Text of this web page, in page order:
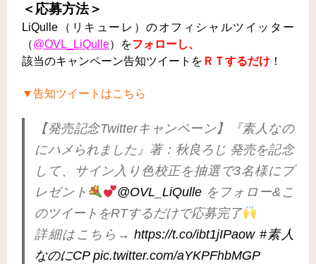
＜応募方法＞
LiQulle（リキューレ）のオフィシャルツイッター
（@OVL_LiQulle）をフォローし、
該当のキャンペーン告知ツイートを ＲＴするだけ ！
▼告知ツイートはこちら
【発売記念Twitterキャンペーン】『素人なの
にハメられました』著：秋良ろじ 発売を記念
して、サイン入り色校正を抽選で3名様にプ
レゼント
@OVL_LiQulleをフォロー&こ
のツイートをRTするだけで応募完了
詳細はこちら→https://t.co/ibt1jIPaow #素人
なのにCP pic.twitter.com/aYKPFhbMGP